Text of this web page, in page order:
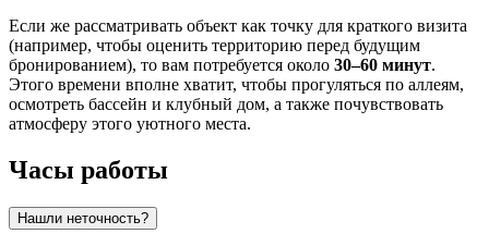
Если же рассматривать объект как точку для краткого визита
(например, чтобы оценить территорию перед будущим
бронированием), то вам потребуется около 30–60 минут.
Этого времени вполне хватит, чтобы прогуляться по аллеям,
осмотреть бассейн и клубный дом, а также почувствовать
атмосферу этого уютного места.
Часы работы
Нашли неточность?